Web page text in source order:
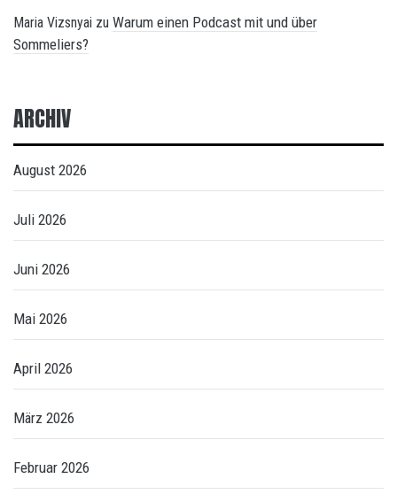
Maria Vizsnyai zu Warum einen Podcast mit und über
Sommeliers?
ARCHIV
August 2026
Juli 2026
Juni 2026
Mai 2026
April 2026
März 2026
Februar 2026